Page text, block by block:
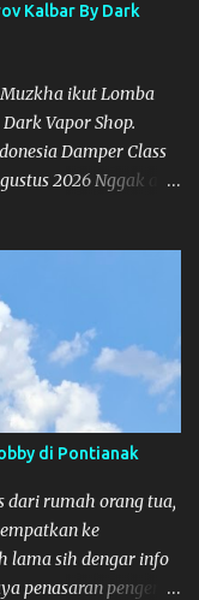
Kalbar By Dark
Muzkha ikut Lomba
Vapor Shop.
Damper Class
2026 Nggak ada
dan alat-alat. Selain
dulu sebenarnya, tapi
disini. Oiya, untuk
Pontianak. Pamflet
dan Muzkha baru
sebagai new
di Pontianak
dari rumah orang tua,
ke
lama sih dengar info
penasaran pengen